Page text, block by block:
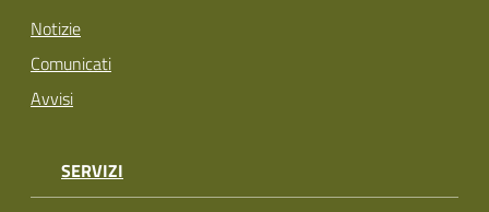
Notizie
Comunicati
Avvisi
SERVIZI